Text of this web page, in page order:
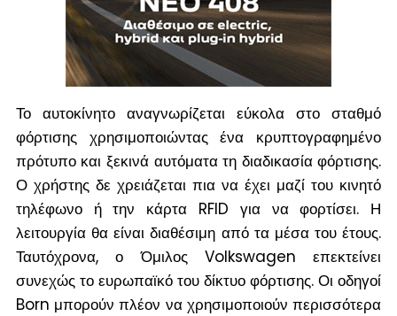
Το αυτοκίνητο αναγνωρίζεται εύκολα στο σταθμό
φόρτισης χρησιμοποιώντας ένα κρυπτογραφημένο
πρότυπο και ξεκινά αυτόματα τη διαδικασία φόρτισης.
Ο χρήστης δε χρειάζεται πια να έχει μαζί του κινητό
τηλέφωνο ή την κάρτα RFID για να φορτίσει. Η
λειτουργία θα είναι διαθέσιμη από τα μέσα του έτους.
Ταυτόχρονα, ο Όμιλος Volkswagen επεκτείνει
συνεχώς το ευρωπαϊκό του δίκτυο φόρτισης. Οι οδηγοί
Born μπορούν πλέον να χρησιμοποιούν περισσότερα